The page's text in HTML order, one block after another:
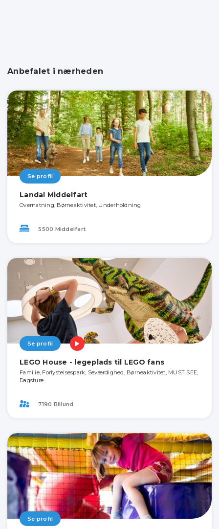
Anbefalet i nærheden
Se profil
Landal Middelfart
Overnatning, Børneaktivitet, Underholdning
5500 Middelfart
Se profil
LEGO House - legeplads til LEGO fans
Familie, Forlystelsespark, Seværdighed, Børneaktivitet, MUST SEE,
Dagsture
7190 Billund
Se profil